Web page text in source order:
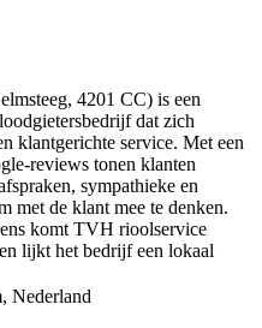
4201 CC) is een
dat zich
klantgerichte service. Met een
tonen klanten
sympathieke en
met de klant mee te denken.
komt TVH rioolservice
lijkt het bedrijf een lokaal
Nederland